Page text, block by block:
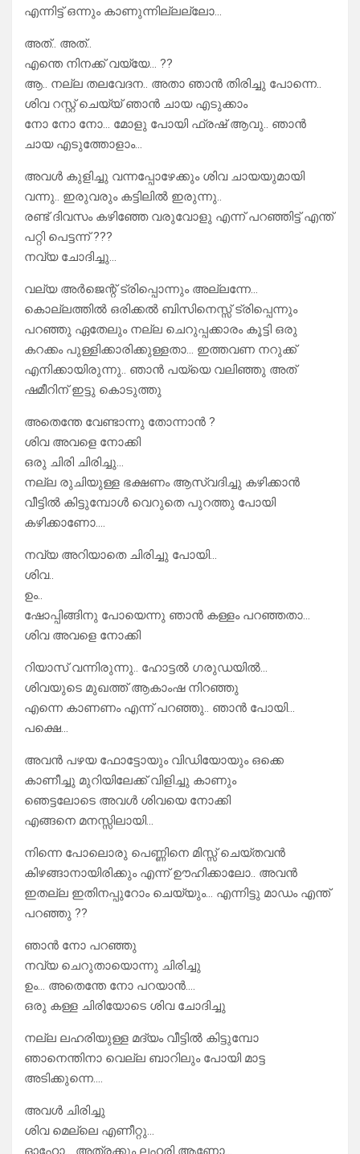
എന്നിട്ട് ഒന്നും കാണുന്നില്ലല്ലോ…
അത്.. അത്..
എന്തെ നിനക്ക് വയ്യേ… ??
ആ.. നല്ല തലവേദന.. അതാ ഞാൻ തിരിച്ചു പോന്നെ..
ശിവ റസ്റ്റ്‌ ചെയ്യ് ഞാൻ ചായ എടുക്കാം
നോ നോ നോ… മോളു പോയി ഫ്രഷ് ആവു.. ഞാൻ
ചായ എടുത്തോളാം…
അവൾ കുളിച്ചു വന്നപ്പോഴേക്കും ശിവ ചായയുമായി
വന്നു.. ഇരുവരും കട്ടിലിൽ ഇരുന്നു..
രണ്ട് ദിവസം കഴിഞ്ഞേ വരുവോളു എന്ന് പറഞ്ഞിട്ട് എന്ത്
പറ്റി പെട്ടന്ന് ???
നവ്യ ചോദിച്ചു…
വല്യ അർജെന്റ് ട്രിപ്പൊന്നും അല്ലന്നേ…
കൊല്ലത്തിൽ ഒരിക്കൽ ബിസിനെസ്സ് ട്രിപ്പെന്നും
പറഞ്ഞു ഏതേലും നല്ല ചെറുപ്പക്കാരം കൂട്ടി ഒരു
കറക്കം പുള്ളിക്കാരിക്കുള്ളതാ… ഇത്തവണ നറുക്ക്
എനിക്കായിരുന്നു.. ഞാൻ പയ്യെ വലിഞ്ഞു അത്
ഷമീറിന് ഇട്ടു കൊടുത്തു
അതെന്തേ വേണ്ടാന്നു തോന്നാൻ ?
ശിവ അവളെ നോക്കി
ഒരു ചിരി ചിരിച്ചു…
നല്ല രുചിയുള്ള ഭക്ഷണം ആസ്വദിച്ചു കഴിക്കാൻ
വീട്ടിൽ കിട്ടുമ്പോൾ വെറുതെ പുറത്തു പോയി
കഴിക്കാണോ….
നവ്യ അറിയാതെ ചിരിച്ചു പോയി…
ശിവ..
ഉം..
ഷോപ്പിങ്ങിനു പോയെന്നു ഞാൻ കള്ളം പറഞ്ഞതാ…
ശിവ അവളെ നോക്കി
റിയാസ് വന്നിരുന്നു.. ഹോട്ടൽ ഗരുഡയിൽ…
ശിവയുടെ മുഖത്ത് ആകാംഷ നിറഞ്ഞു
എന്നെ കാണണം എന്ന് പറഞ്ഞു.. ഞാൻ പോയി…
പക്ഷെ…
അവൻ പഴയ ഫോട്ടോയും വിഡിയോയും ഒക്കെ
കാണീച്ചു മുറിയിലേക്ക് വിളിച്ചു കാണും
ഞെട്ടലോടെ അവൾ ശിവയെ നോക്കി
എങ്ങനെ മനസ്സിലായി…
നിന്നെ പോലൊരു പെണ്ണിനെ മിസ്സ്‌ ചെയ്തവൻ
കിഴങ്ങാനായിരിക്കും എന്ന് ഊഹിക്കാലോ.. അവൻ
ഇതല്ല ഇതിനപ്പുറോം ചെയ്യും… എന്നിട്ടു മാഡം എന്ത്
പറഞ്ഞു ??
ഞാൻ നോ പറഞ്ഞു
നവ്യ ചെറുതായൊന്നു ചിരിച്ചു
ഉം… അതെന്തേ നോ പറയാൻ….
ഒരു കള്ള ചിരിയോടെ ശിവ ചോദിച്ചു
നല്ല ലഹരിയുള്ള മദ്യം വീട്ടിൽ കിട്ടുമ്പോ
ഞാനെന്തിനാ വെല്ല ബാറിലും പോയി മാട്ട
അടിക്കുന്നെ….
അവൾ ചിരിച്ചു
ശിവ മെല്ലെ എണീറ്റു…